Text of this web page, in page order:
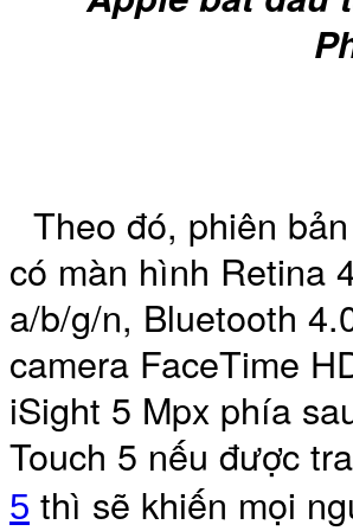
Theo đó, phiên
có màn hình Retina
a/b/g/n, Bluetooth
camera FaceTime
iSight 5 Mpx phía
Touch 5 nếu được
5 thì sẽ khiến mọi